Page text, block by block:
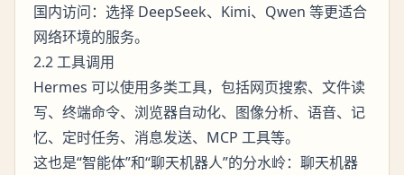
国内访问：选择 DeepSeek、Kimi、Qwen 等更适合
网络环境的服务。
2.2 工具调用
Hermes 可以使用多类工具，包括网页搜索、文件读
写、终端命令、浏览器自动化、图像分析、语音、记
忆、定时任务、消息发送、MCP 工具等。
这也是“智能体”和“聊天机器人”的分水岭：聊天机器